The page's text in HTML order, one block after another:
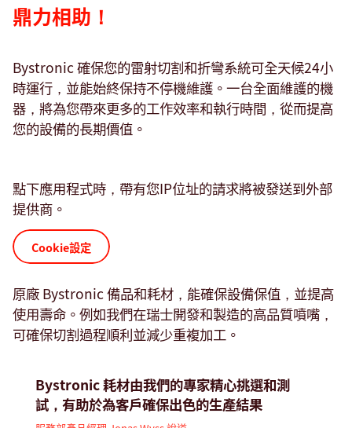
鼎力相助！
Bystronic 確保您的雷射切割和折彎系統可全天候24小
時運行，並能始終保持不停機維護。一台全面維護的機
器，將為您帶來更多的工作效率和執行時間，從而提高
您的設備的長期價值。
點下應用程式時，帶有您IP位址的請求將被發送到外部
提供商。
Cookie設定
原廠 Bystronic 備品和耗材，能確保設備保值，並提高
使用壽命。例如我們在瑞士開發和製造的高品質噴嘴，
可確保切割過程順利並減少重複加工。
Bystronic 耗材由我們的專家精心挑選和測
試，有助於為客戶確保出色的生產結果